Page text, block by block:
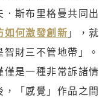
斯布里格曼共同出
如何激發創新 」，就
財三不管地帶」。
是一種非常訴諸情
「感覺」作品之間